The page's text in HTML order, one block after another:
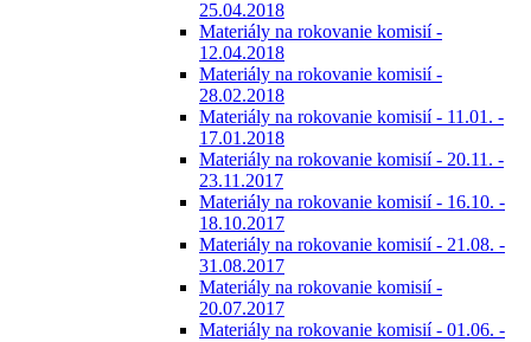
25.04.2018
Materiály na rokovanie komisií -
12.04.2018
Materiály na rokovanie komisií -
28.02.2018
Materiály na rokovanie komisií - 11.01. -
17.01.2018
Materiály na rokovanie komisií - 20.11. -
23.11.2017
Materiály na rokovanie komisií - 16.10. -
18.10.2017
Materiály na rokovanie komisií - 21.08. -
31.08.2017
Materiály na rokovanie komisií -
20.07.2017
Materiály na rokovanie komisií - 01.06. -